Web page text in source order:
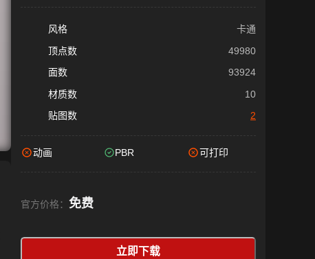
风格
卡通
顶点数
49980
面数
93924
材质数
10
贴图数
2
动画 PBR 可打印
官方价格： 免费
立即下载